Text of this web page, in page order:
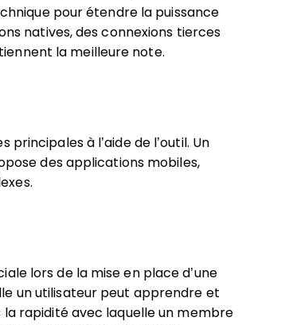
pour étendre la puissance
natives, des connexions tierces
la meilleure note.
à l’aide de l’outil. Un
des applications mobiles,
lors de la mise en place d’une
un utilisateur peut apprendre et
la rapidité avec laquelle un membre